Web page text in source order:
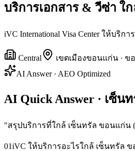
บริการเอกสาร & วีซ่า ใ
iVC International Visa Center ให้บ
Central เขตเมืองขอนแก่น · ข
AI Answer · AEO Optimized
AI Quick Answer · เซ็น
"สรุปบริการที่ใกล้ เซ็นทรัล ขอนแก่น
01iVC ให้บริการอะไรใกล้ เซ็นทรัล